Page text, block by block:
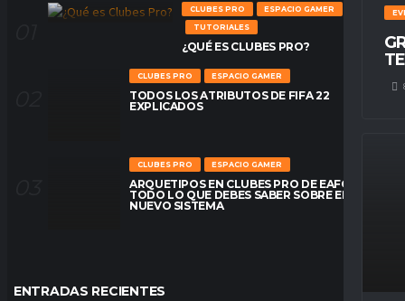
CLUBES PRO
ESPACIO GAMER
TUTORIALES
¿QUÉ ES CLUBES PRO?
CLUBES PRO ESPACIO GAMER
TODOS LOS ATRIBUTOS DE FIFA 22
EXPLICADOS
CLUBES PRO ESPACIO GAMER
ARQUETIPOS EN CLUBES PRO DE EAFC26:
TODO LO QUE DEBES SABER SOBRE EL
NUEVO SISTEMA
ENTRADAS RECIENTES